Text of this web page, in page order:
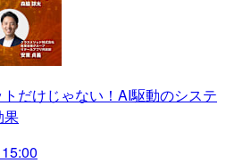
トだけじゃない！AI駆動のシステ
果